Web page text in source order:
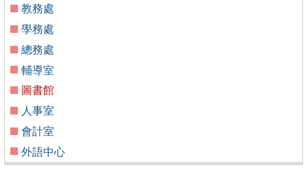
教務處
學務處
總務處
輔導室
圖書館
人事室
會計室
外語中心